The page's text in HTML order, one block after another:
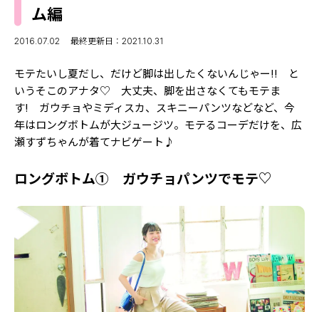
お悩み相談
TikTok
Instagram
YouTube
FORTUNE
ゲッターズ飯田
MISS SEVENTEEN
バックナンバー
INFORMATION
Seventeen
Follow us
ム編
2016.07.02 最終更新日：2021.10.31
モテたいし夏だし、だけど脚は出したくないんじゃー!! と
いうそこのアナタ♡ 大丈夫、脚を出さなくてもモテま
す! ガウチョやミディスカ、スキニーパンツなどなど、今
年はロングボトムが大ジュージツ。モテるコーデだけを、広
瀬すずちゃんが着てナビゲート♪
ロングボトム① ガウチョパンツでモテ♡